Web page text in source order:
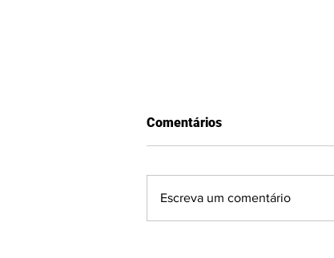
Comentários
Escreva um comentário